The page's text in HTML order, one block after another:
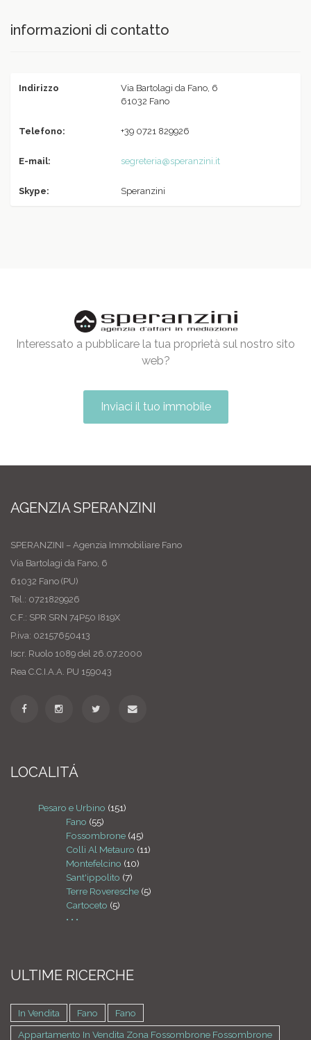
informazioni di contatto
Indirizzo
Via Bartolagi da Fano, 6
61032 Fano
Telefono: +39 0721 829926
E-mail: segreteria@speranzini.it
Skype: Speranzini
Interessato a pubblicare la tua proprietà sul nostro sito
web?
Inviaci il tuo immobile
AGENZIA SPERANZINI
SPERANZINI – Agenzia Immobiliare Fano
Via Bartolagi da Fano, 6
61032 Fano (PU)
Tel.: 0721829926
C.F.: SPR SRN 74P50 I819X
P.iva: 02157650413
Iscr. Ruolo 1089 del 26.07.2000
Rea C.C.I.A.A. PU 159043
LOCALITÁ
Pesaro e Urbino (151)
Fano (55)
Fossombrone (45)
Colli Al Metauro (11)
Montefelcino (10)
Sant'ippolito (7)
Terre Roveresche (5)
Cartoceto (5)
• • •
ULTIME RICERCHE
In Vendita Fano
Fano
Appartamento In Vendita Zona Fossombrone Fossombrone